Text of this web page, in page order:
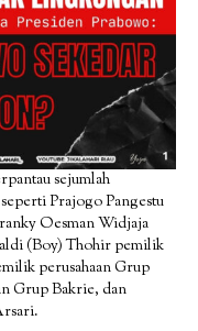
sejumlah
Prajogo Pangestu
Oesman Widjaja
(Boy) Thohir pemilik
perusahaan Grup
Grup Bakrie, dan